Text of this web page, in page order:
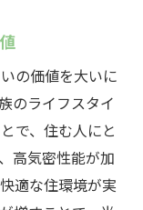
の価値を大いに
のライフスタイ
で、住む人にと
高気密性能が加
適な住環境が実